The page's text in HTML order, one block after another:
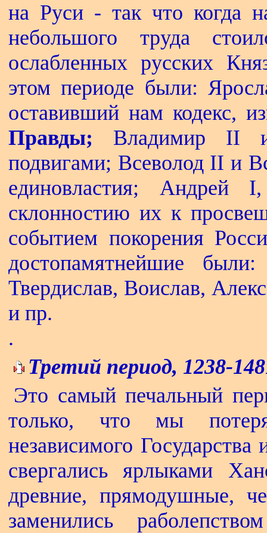
на Руси - так что когда
небольшого труда
ослабленных русских
этом периоде были:
оставивший нам кодекс,
Правды; Владимир II
подвигами; Всеволод II и
единовластия;
склонностию их к
событием покорения
достопамятнейшие
Твердислав, Воислав,
и пр.
.
Третий период, 1238-
Это самый печальный
только, что мы
независимого
свергались ярлыками
древние, прямодушные,
заменились